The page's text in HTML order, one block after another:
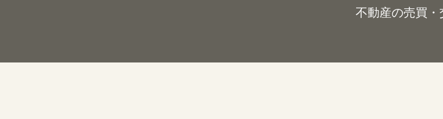
不動産の売買・交換・貸借及